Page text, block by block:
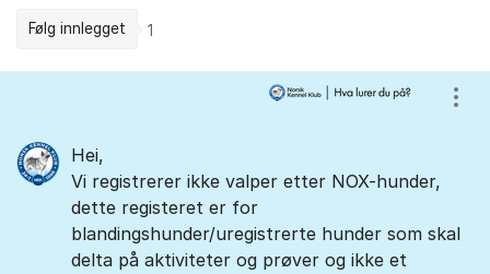
Følg innlegget 1
Hei,
Vi registrerer ikke valper etter NOX-hunder,
dette registeret er for
blandingshunder/uregistrerte hunder som skal
delta på aktiviteter og prøver og ikke et
Vis/